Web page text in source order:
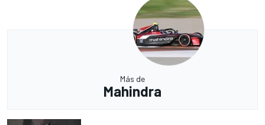
Más de
Mahindra